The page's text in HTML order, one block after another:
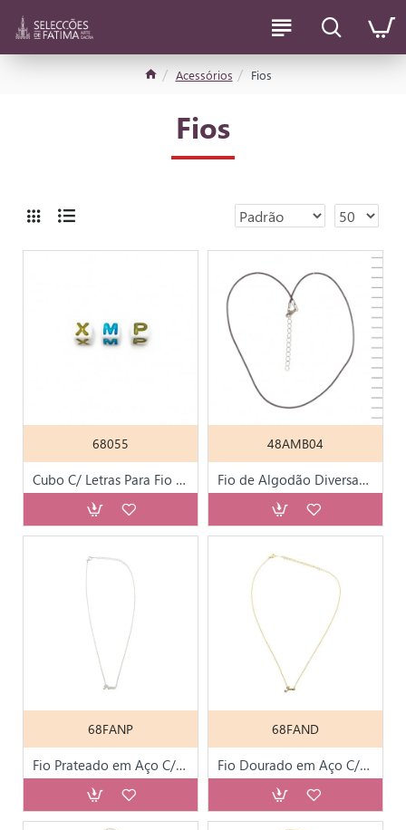
Acessórios Fios
Fios
68055
Cubo C/ Letras Para Fio de Criança 68053
48AMB04
Fio de Algodão Diversas Cores Fecho Metal
68FANP
Fio Prateado em Aço C/ Nome ou Parentesco
68FAND
Fio Dourado em Aço C/ Nome ou Parentesco